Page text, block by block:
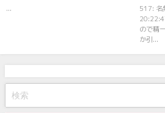
...
む・
517:
ので精
か引...